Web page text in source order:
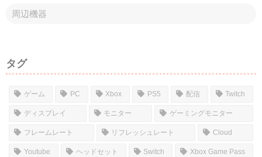
周辺機器
タグ
ゲーム PC Xbox PS5 配信 Twitch
ディスプレイ モニター ゲーミングモニター
フレームレート リフレッシュレート Cloud
Youtube ヘッドセット Switch Xbox Game Pass